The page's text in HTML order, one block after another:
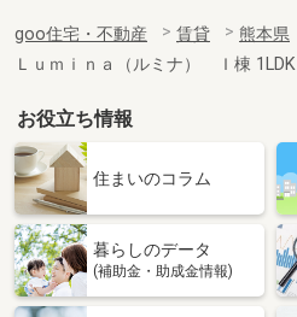
goo住宅・不動産 賃貸 熊本県
Ｌｕｍｉｎａ（ルミナ） Ｉ棟 1LDK
お役立ち情報
住まいのコラム
暮らしのデータ
(補助金・助成金情報)